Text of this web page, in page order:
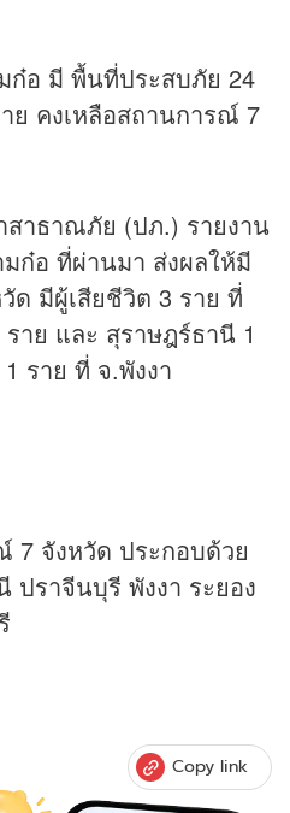
ก๋อ มี พื้นที่ประสบภัย 24
ย คงเหลือสถานการณ์ 7
สาธาณภัย (ปภ.) รายงาน
ก๋อ ที่ผ่านมา ส่งผลให้มี
ด มีผู้เสียชีวิต 3 ราย ที่
าย และ สุราษฎร์ธานี 1
ราย ที่ จ.พังงา
7 จังหวัด ประกอบด้วย
ปราจีนบุรี พังงา ระยอง
Copy link